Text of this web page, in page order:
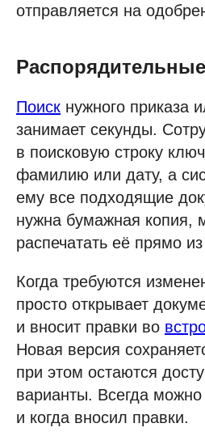
отправляется на
Поиск нужного приказа
занимает секунды.
в поисковую строку
фамилию или дату, а
ему все подходящие
нужна бумажная копия,
распечатать её прямо
Когда требуются
просто открывает
и вносит правки во
Новая версия
при этом остаются
варианты. Всегда можно
и когда вносил правки.